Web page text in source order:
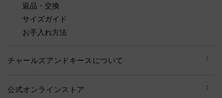
返品・交換
サイズガイド
お手入れ方法
チャールズアンドキースについて
公式オンラインストア